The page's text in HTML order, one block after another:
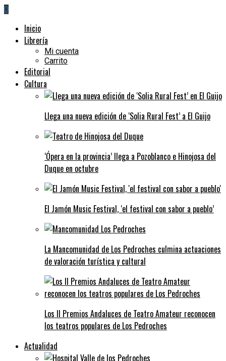
0
Inicio
Librería
Mi cuenta
Carrito
Editorial
Cultura
Llega una nueva edición de ‘Solia Rural Fest’ a El Guijo
‘Ópera en la provincia’ llega a Pozoblanco e Hinojosa del
Duque en octubre
El Jamón Music Festival, ‘el festival con sabor a pueblo’
La Mancomunidad de Los Pedroches culmina actuaciones
de valoración turística y cultural
Los II Premios Andaluces de Teatro Amateur reconocen
los teatros populares de Los Pedroches
Actualidad